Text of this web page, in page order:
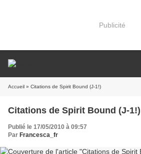
Publicité
Accueil » Citations de Spirit Bound (J-1!)
Citations de Spirit Bound (J-1!)
Publié le 17/05/2010 à 09:57
Par Francesca_fr